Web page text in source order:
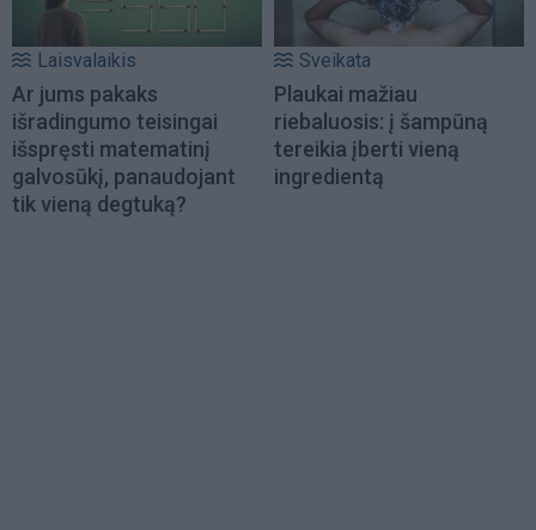
Laisvalaikis
Ar jums pakaks
išradingumo teisingai
išspręsti matematinį
galvosūkį, panaudojant
tik vieną degtuką?
Sveikata
Plaukai mažiau
riebaluosis: į šampūną
tereikia įberti vieną
ingredientą